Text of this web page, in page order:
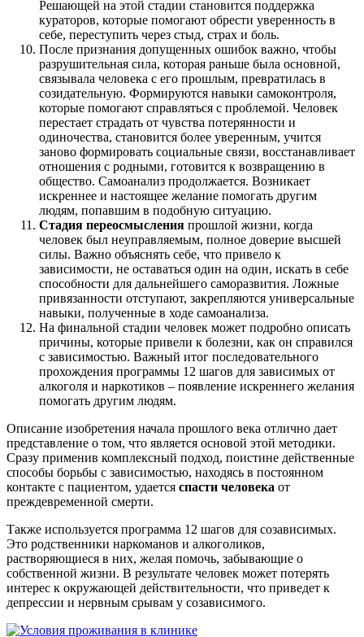
Решающей на этой стадии становится поддержка
кураторов, которые помогают обрести уверенность в
себе, переступить через стыд, страх и боль.
После признания допущенных ошибок важно, чтобы
разрушительная сила, которая раньше была основной,
связывала человека с его прошлым, превратилась в
созидательную. Формируются навыки самоконтроля,
которые помогают справляться с проблемой. Человек
перестает страдать от чувства потерянности и
одиночества, становится более уверенным, учится
заново формировать социальные связи, восстанавливает
отношения с родными, готовится к возвращению в
общество. Самоанализ продолжается. Возникает
искреннее и настоящее желание помогать другим
людям, попавшим в подобную ситуацию.
Стадия переосмысления прошлой жизни, когда
человек был неуправляемым, полное доверие высшей
силы. Важно объяснять себе, что привело к
зависимости, не оставаться один на один, искать в себе
способности для дальнейшего саморазвития. Ложные
привязанности отступают, закрепляются универсальные
навыки, полученные в ходе самоанализа.
На финальной стадии человек может подробно описать
причины, которые привели к болезни, как он справился
с зависимостью. Важный итог последовательного
прохождения программы 12 шагов для зависимых от
алкоголя и наркотиков – появление искреннего желания
помогать другим людям.
Описание изобретения начала прошлого века отлично дает
представление о том, что является основой этой методики.
Сразу применив комплексный подход, поистине действенные
способы борьбы с зависимостью, находясь в постоянном
контакте с пациентом, удается спасти человека от
преждевременной смерти.
Также используется программа 12 шагов для созависимых.
Это родственники наркоманов и алкоголиков,
растворяющиеся в них, желая помочь, забывающие о
собственной жизни. В результате человек может потерять
интерес к окружающей действительности, что приведет к
депрессии и нервным срывам у созависимого.